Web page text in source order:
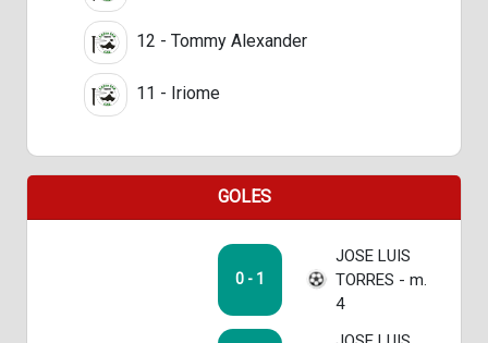
12 - Tommy Alexander
11 - Iriome
GOLES
0 - 1
JOSE LUIS
TORRES - m.
4